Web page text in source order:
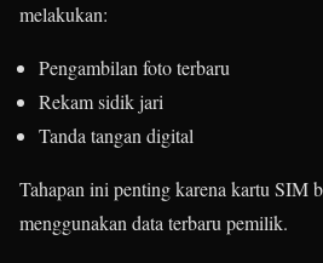
melakukan:
Pengambilan foto terbaru
Rekam sidik jari
Tanda tangan digital
Tahapan ini penting karena kartu SIM
menggunakan data terbaru pemilik.